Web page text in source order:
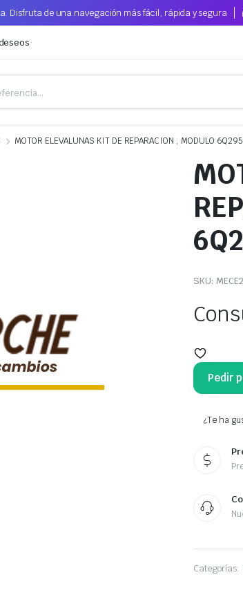
Disfruta de una navegación más fácil, rápida y segura
MOTOR ELEVALUNAS KIT DE REPARACION , MODULO
SKU:
Pedir
¿Te ha
Categorías: